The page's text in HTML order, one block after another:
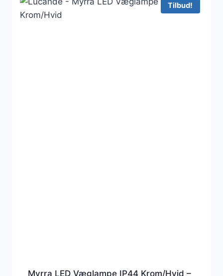
Tilbud!
Myrra LED Væglampe IP44 Krom/Hvid –